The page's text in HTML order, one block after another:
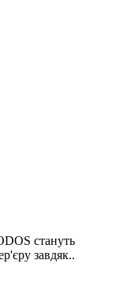
стануть
завдяк..